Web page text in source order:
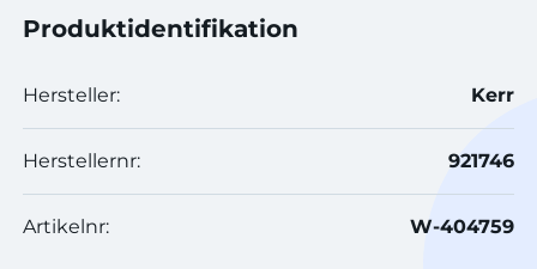
Produktidentifikation
Hersteller: Kerr
Herstellernr: 921746
Artikelnr: W-404759